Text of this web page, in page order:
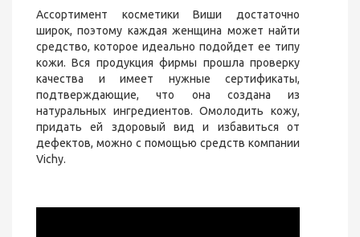
Ассортимент косметики Виши достаточно
широк, поэтому каждая женщина может найти
средство, которое идеально подойдет ее типу
кожи. Вся продукция фирмы прошла проверку
качества и имеет нужные сертификаты,
подтверждающие, что она создана из
натуральных ингредиентов. Омолодить кожу,
придать ей здоровый вид и избавиться от
дефектов, можно с помощью средств компании
Vichy.